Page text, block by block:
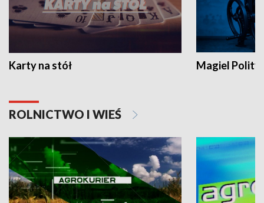
Karty na stół Magiel
ROLNICTWO I WIEŚ